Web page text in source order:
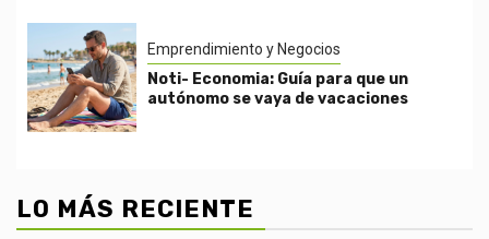
Emprendimiento y Negocios
Noti- Economia: Guía para que un
autónomo se vaya de vacaciones
LO MÁS RECIENTE